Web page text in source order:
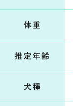
体重
推定年齢
犬種